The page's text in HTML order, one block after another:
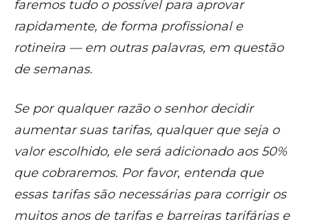
faremos tudo o possível para aprovar
rapidamente, de forma profissional e
rotineira — em outras palavras, em questão
de semanas.
Se por qualquer razão o senhor decidir
aumentar suas tarifas, qualquer que seja o
valor escolhido, ele será adicionado aos 50%
que cobraremos. Por favor, entenda que
essas tarifas são necessárias para corrigir os
muitos anos de tarifas e barreiras tarifárias e